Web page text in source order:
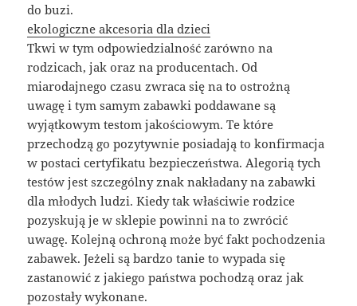
do buzi.
ekologiczne akcesoria dla dzieci
Tkwi w tym odpowiedzialność zarówno na
rodzicach, jak oraz na producentach. Od
miarodajnego czasu zwraca się na to ostrożną
uwagę i tym samym zabawki poddawane są
wyjątkowym testom jakościowym. Te które
przechodzą go pozytywnie posiadają to konfirmacja
w postaci certyfikatu bezpieczeństwa. Alegorią tych
testów jest szczególny znak nakładany na zabawki
dla młodych ludzi. Kiedy tak właściwie rodzice
pozyskują je w sklepie powinni na to zwrócić
uwagę. Kolejną ochroną może być fakt pochodzenia
zabawek. Jeżeli są bardzo tanie to wypada się
zastanowić z jakiego państwa pochodzą oraz jak
pozostały wykonane.